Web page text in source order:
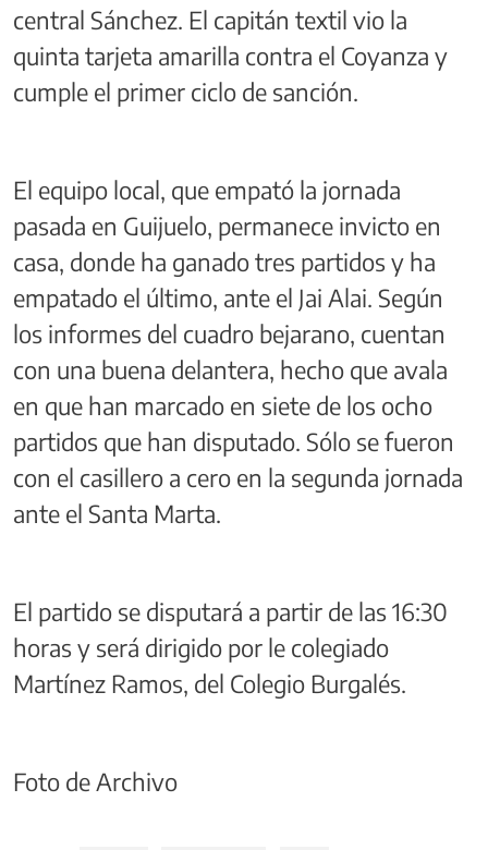
central Sánchez. El capitán textil vio la
quinta tarjeta amarilla contra el Coyanza y
cumple el primer ciclo de sanción.
El equipo local, que empató la jornada
pasada en Guijuelo, permanece invicto en
casa, donde ha ganado tres partidos y ha
empatado el último, ante el Jai Alai. Según
los informes del cuadro bejarano, cuentan
con una buena delantera, hecho que avala
en que han marcado en siete de los ocho
partidos que han disputado. Sólo se fueron
con el casillero a cero en la segunda jornada
ante el Santa Marta.
El partido se disputará a partir de las 16:30
horas y será dirigido por le colegiado
Martínez Ramos, del Colegio Burgalés.
Foto de Archivo